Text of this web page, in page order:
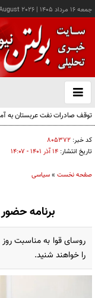
جمعه ۱۶ مرداد ۱۴۰۵ |
2026
باز
و
توقف صادرات نفت عربستان به
کد خبر: ۸۰۵۳۷۲
تاریخ انتشار: ۱۴ آذر ۱۴۰۱ - ۱۴:۰۷
صفحه نخست »سیاسی
برنامه
را خواهند شنید.